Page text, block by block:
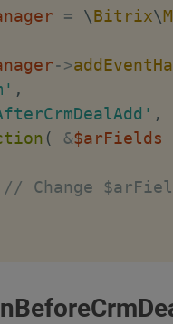
= \Bitrix\
->
,
,
( &$arFields
// Change